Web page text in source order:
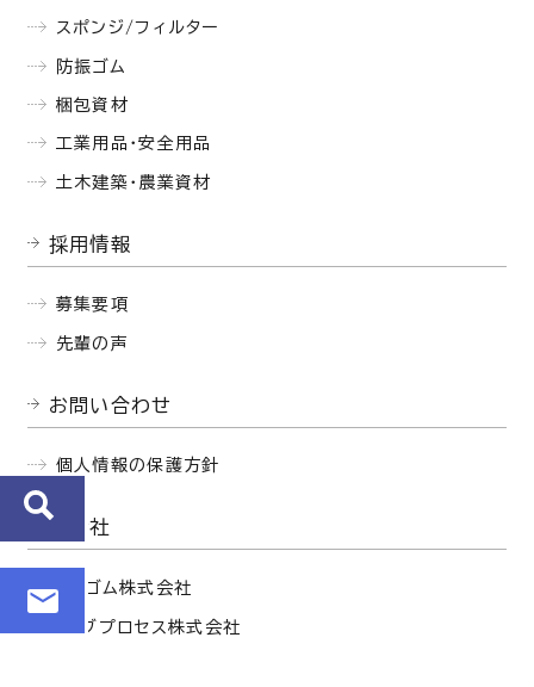
スポンジ/フィルター
防振ゴム
梱包資材
工業用品・安全用品
土木建築・農業資材
採用情報
募集要項
先輩の声
お問い合わせ
個人情報の保護方針
関連会社
西部ゴム株式会社
セイブプロセス株式会社